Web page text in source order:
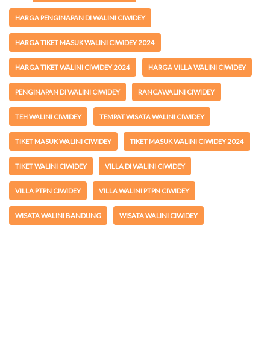
HARGA PENGINAPAN DI WALINI CIWIDEY
HARGA TIKET MASUK WALINI CIWIDEY 2024
HARGA TIKET WALINI CIWIDEY 2024 HARGA VILLA WALINI CIWIDEY
PENGINAPAN DI WALINI CIWIDEY RANCAWALINI CIWIDEY
TEH WALINI CIWIDEY TEMPAT WISATA WALINI CIWIDEY
TIKET MASUK WALINI CIWIDEY TIKET MASUK WALINI CIWIDEY 2024
TIKET WALINI CIWIDEY VILLA DI WALINI CIWIDEY
VILLA PTPN CIWIDEY VILLA WALINI PTPN CIWIDEY
WISATA WALINI BANDUNG WISATA WALINI CIWIDEY